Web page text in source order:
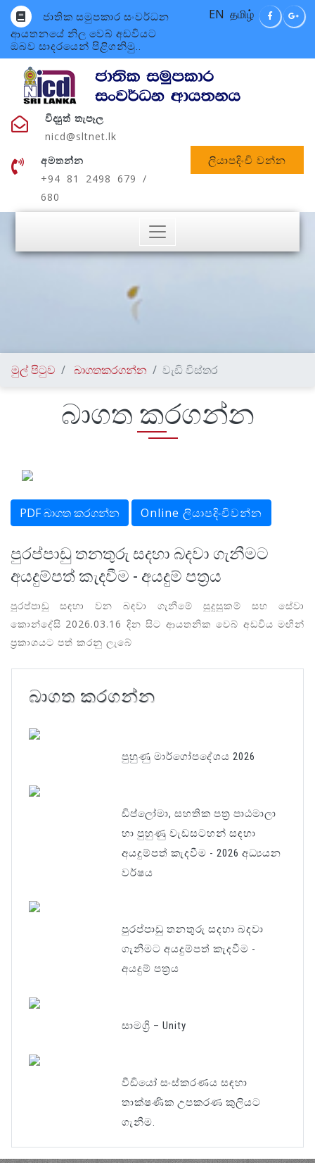
ජාතික සමුපකාර සංවර්ධන
ආයතනයේ නිල වෙබ් අඩවියට
ඔබව සාදරයෙන් පිළිගනිමු..
EN தமிழ்
විද්‍යුත් තැපෑල
nicd@sltnet.lk
අමතන්න
+94 81 2498 679 /
680
ලියාපදිංචි වන්න
මුල් පිටුව බාගතකරගන්න වැඩි විස්තර
බාගත කරගන්න
PDF බාගත කරගන්න Online ලියාපදිංචිවන්න
පුරප්පාඩු තනතුරු සදහා බදවා ගැනීමට
අයදුම්පත් කැදවීම - අයදුම් පත්‍රය
පුරප්පාඩු සඳහා වන බඳවා ගැනීමේ සුදුසුකම් සහ සේවා
කොන්දේසි 2026.03.16 දින සිට ආයතනික වෙබ් අඩවිය මඟින්
ප්‍රකාශයට පත් කරනු ලැබේ
බාගත කරගන්න
පුහුණු මාර්ගෝපදේශය 2026
ඩිප්ලෝමා, සහතික පත‍්‍ර පාඨමාලා
හා පුහුණු වැඩසටහන් සඳහා
අයදුම්පත් කැදවීම - 2026 අධ්‍යයන
වර්ෂය
පුරප්පාඩු තනතුරු සදහා බදවා
ගැනීමට අයදුම්පත් කැදවීම -
අයදුම් පත්‍රය
සාමග්‍රි – Unity
වීඩියෝ සංස්කරණය සඳහා
තාක්ෂණික උපකරණ කුලියට
ගැනීම.